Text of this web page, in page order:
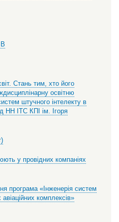
Стань тим, хто його
освітню
штучного інтелекту в
НН ІТС КПІ ім. Ігоря
у провідних компаніях
програма «Інженерія систем
авіаційних комплексів»